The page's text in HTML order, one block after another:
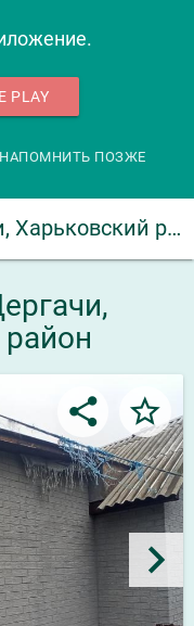
PLAY
НАПОМНИТЬ ПОЗЖЕ
Дом, 2-кімн., Дергачи, Харьковский район
share star_border
keyboard_arrow_right